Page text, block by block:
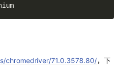
chromedriver/71.0.3578.80/，下